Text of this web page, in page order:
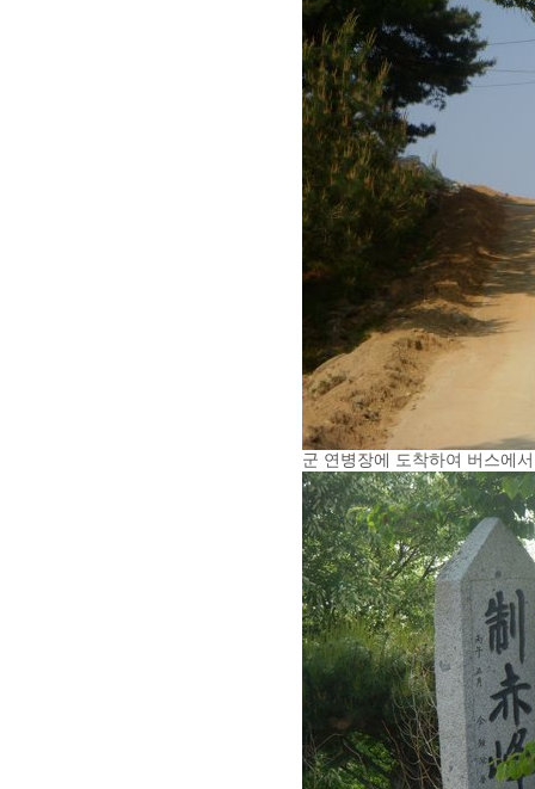
군 연병장에 도착하여 버스에